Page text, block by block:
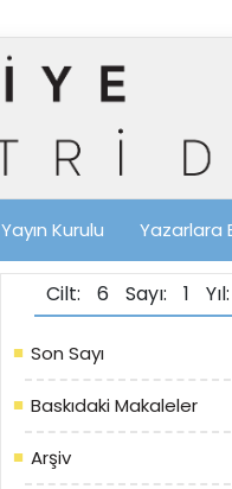
Yayın Kurulu Yazarlara
Cilt: 6 Sayı: 1
Son Sayı
Baskıdaki Makaleler
Arşiv